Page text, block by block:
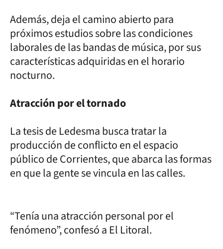
Además, deja el camino abierto para
próximos estudios sobre las condiciones
laborales de las bandas de música, por sus
características adquiridas en el horario
nocturno.
Atracción por el tornado
La tesis de Ledesma busca tratar la
producción de conflicto en el espacio
público de Corrientes, que abarca las formas
en que la gente se vincula en las calles.
“Tenía una atracción personal por el
fenómeno”, confesó a El Litoral.